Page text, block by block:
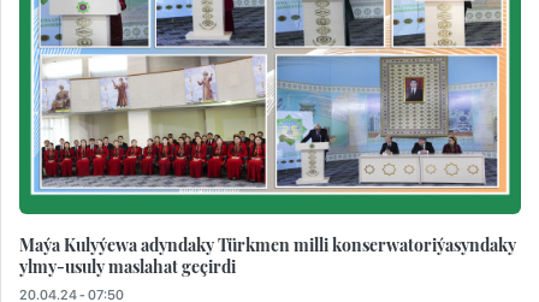
Maýa Kulyýewa adyndaky Türkmen milli konserwatoriýasyndaky
ylmy-usuly maslahat geçirdi
20.04.24 - 07:50